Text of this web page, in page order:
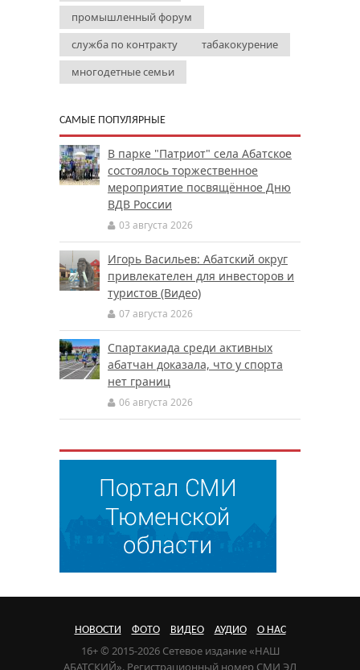
промышленный форум
служба по контракту
табакокурение
многодетные семьи
САМЫЕ ПОПУЛЯРНЫЕ
В парке "Патриот" села Абатское
состоялось торжественное
мероприятие посвящённое Дню
ВДВ России
03 августа 2026
Игорь Васильев: Абатский округ
привлекателен для инвесторов и
туристов (Видео)
07 августа 2026
Спартакиада среди активных
абатчан доказала, что у спорта
нет границ
06 августа 2026
НОВОСТИ ФОТО ВИДЕО АУДИО О НАС
16+ © 2015-2026 Сетевое издание «НАШ
АБАТСКИЙ». Регистрационный номер СМИ ЭЛ